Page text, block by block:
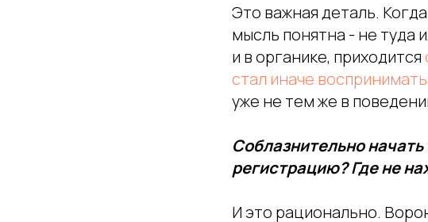
Это важная деталь.
мысль понятна - не туда
и в органике, приходится
стал иначе
уже не тем же в
Соблазнительно
регистрацию? Где не
И это рационально.